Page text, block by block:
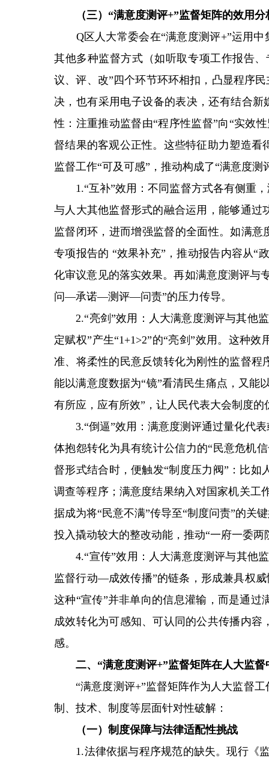
（三）“满意度测评+”监督矩阵的效用分
Q区人大常委会在“满意度测评+”运用中
其他多种监督方式（如听取专项工作报告
议、评、改”四个环节环环相扣，凸显程序
决，也有采用电子设备的表决，还有结合
性：注重推动监督由“程序性监督”向“实效
督结果的客观公正性。这些特征助力塑造
监督工作“可及可感”，推动构成了“满意度测
1.“互补”效用：不同监督方式各有侧重，
与人大其他监督形式的融合运用，能够通
监督闭环，进而增强监督的全面性。如满
专项报告的 “效果补充”，推动报告内容从“
化审议意见的落实效果。再如满意度测评与
问—承诺—测评—问责”的压力传导。
2.“亮剑”效用：人大满意度测评与其他监
定赋权”产生“1+1>2”的“亮剑”效用。这种
准、将柔性的民意反馈转化为刚性的监督
能以满意度数据为“镜”看清民生痛点，又能
有所应，应有所效”，让人民代表大会制度
3.“倒逼”效用：满意度测评通过量化代表
体抱怨转化为具有统计公信力的“民意危机
督形式结合时，便触发“制度压力阀”：比
调查等程序；满意度结果纳入对国家机关工
据成为将“民意不满”传导至“制度问责”的关
投入撬动较大的整改动能，推动“一府一委两
4.“宣传”效用：人大满意度测评与其他
监督行动—成效传播”的链条，形成兼具权
这种“宣传”并非单向的信息灌输，而是通
成效转化为可感知、可认同的公共传播内
感。
二、“满意度测评+”监督矩阵在人大监督
“满意度测评+”监督矩阵作为人大监督工
制、技术、制度等层面针对性破解：
（一）制度保障与法律适配性挑战
1.法律依据与程序规范的缺失。现行《监